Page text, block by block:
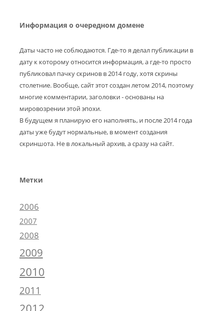
Информация о очередном домене
Даты часто не соблюдаются. Где-то я делал публикации в
дату к которому относится информация, а где-то просто
публиковал пачку скринов в 2014 году, хотя скрины
столетние. Вообще, сайт этот создан летом 2014, поэтому
многие комментарии, заголовки - основаны на
мировозрении этой эпохи.
В будущем я планирую его наполнять, и после 2014 года
даты уже будут нормальные, в момент создания
скриншота. Не в локальный архив, а сразу на сайт.
Метки
2006
2007
2008
2009
2010
2011
2012